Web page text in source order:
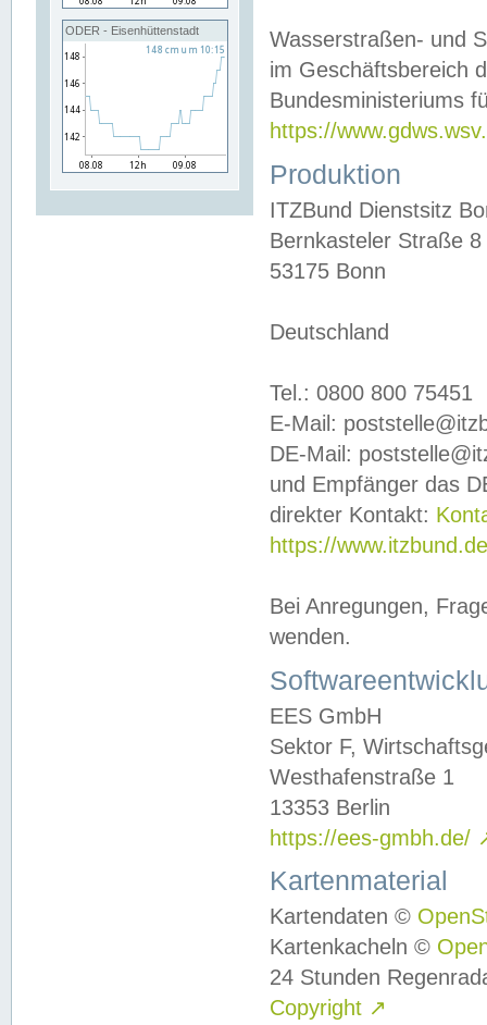
ODER - Eisenhüttenstadt
Wasserstraßen- und
im Geschäftsbereich
Bundesministeriums
https://
Produktion
ITZBund Dienstsitz
Bernkasteler Straße 8
53175 Bonn
Deutschland
Tel.: 0800 800 75451
E-Mail:
DE-Mail:
und Empfänger das
direkter Kontakt:
https://
Bei Anregungen,
wenden.
EES GmbH
Sektor F,
Westhafenstraße 1
13353 Berlin
https://ees-gmbh.de/
Kartenmaterial
Kartendaten ©
Kartenkacheln ©
24 Stunden
Copyright ↗